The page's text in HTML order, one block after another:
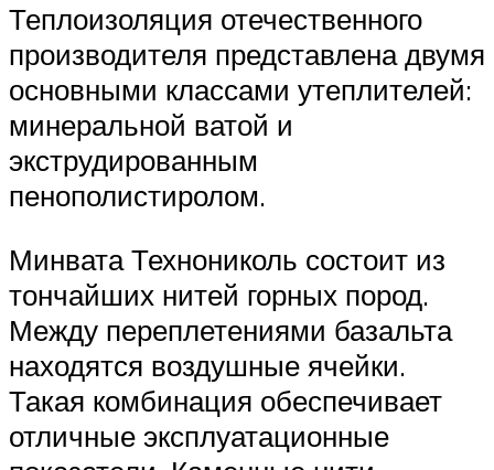
Теплоизоляция отечественного
производителя представлена двумя
основными классами утеплителей:
минеральной ватой и
экструдированным
пенополистиролом.
Минвата Технониколь состоит из
тончайших нитей горных пород.
Между переплетениями базальта
находятся воздушные ячейки.
Такая комбинация обеспечивает
отличные эксплуатационные